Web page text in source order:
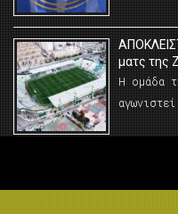
ματς της
Η ομάδα